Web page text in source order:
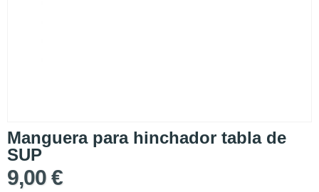
Manguera para hinchador tabla de
SUP
9,00 €